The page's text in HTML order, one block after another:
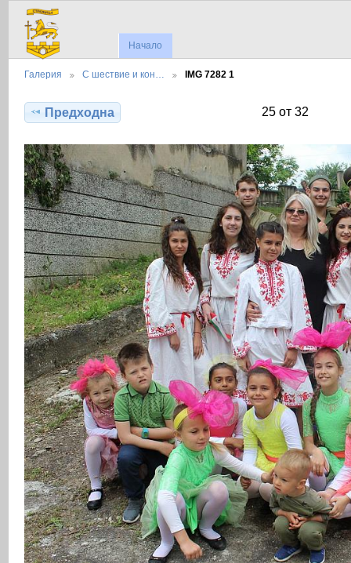
Начало
Галерия С шествие и кон… IMG 7282 1
Предходна 25 от 32